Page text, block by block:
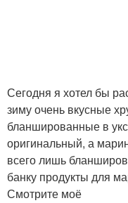
Сегодня я хотел бы
зиму очень вкусные
бланшированные в
оригинальный, а
всего лишь
банку продукты для
Смотрите моё